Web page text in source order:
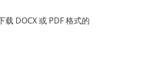
DOCX 或 PDF 格式的